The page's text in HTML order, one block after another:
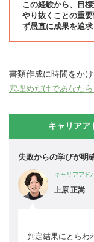
この経験から、目
やり抜くことの重
ず愚直に成果を追
書類作成に時間をか
穴埋めだけであなた
キャリアア
失敗からの学びが明
キャリアアド
上原 正嵩
判定結果にとらわ